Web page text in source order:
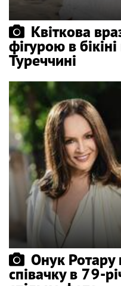
Квіткова
фігурою в
Туреччині
Онук Ротару
співачку в 79-